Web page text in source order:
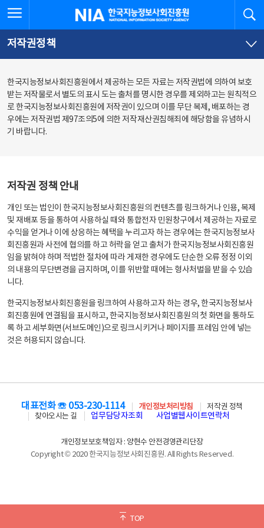
문
로
가
체
뉴
바
가
한국지능정보사회진흥원
저작권정책
한국지능정보사회진흥원에서 제공하는 모든 자료는 저작권법에 의하여 보호
받는 저작물로서 별도의 표시 도는 출처를 명시한 경우를 제외하고는 원칙적으
로 한국지능정보사회진흥원에 저작권이 있으며 이를 무단 복제, 배포하는 경
우에는 저작권법 제97조의5에 의한 저작재산권침해죄에 해당함을 유념하시
기 바랍니다.
저작권 정책 안내
개인 또는 법인이 한국지능정보사회진흥원의 컨텐츠를 링크하거나 인용, 복제
및 재배포 등을 통하여 사용하실 때와 통합전자 민원창구에서 제공하는 자료로
수익을 얻거나 이에 상응하는 혜택을 누리고자 하는 경우에는 한국지능정보사
회진흥원과 사전에 협의를 하고 허락을 얻고 출처가 한국지능정보사회진흥원
임을 밝혀야 하며 적법한 절차에 따라 게재한 경우에도 단순한 오류 정정 이외
의 내용의 무단변경을 금지하며, 이를 위반할 때에는 형사처벌을 받을 수 있습
니다.
한국지능정보사회진흥원을 링크하여 사용하고자 하는 경우, 한국지능정보사
회진흥원에 연결됨을 표시하고, 한국지능정보사회진흥원의 첫 화면을 통하도
록 하고 세부화면(서브도메인)으로 링크시키거나 페이지를 프레임 안에 넣는
것은 허용되지 않습니다.
TOP
대표전화 ☏ 053-230-1114 개인정보처리방침
저작권 정책
찾아오시는 길
업무담당자조회 사업별웹사이트연락처
개인정보보호책임자 : 양현수 안전경영관리단장
Copyright © 2020 한국지능정보사회진흥원. All Rights Reserved.